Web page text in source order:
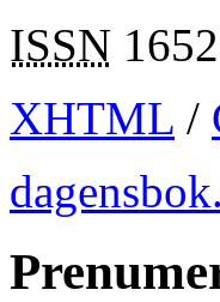
ISSN
XHTML /